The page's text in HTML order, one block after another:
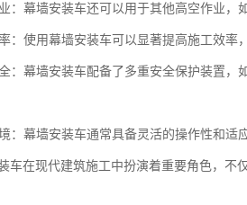
：幕墙安装车还可以用于其他高空作业，
：使用幕墙安装车可以显著提高施工效率
：幕墙安装车配备了多重安全保护装置
：幕墙安装车通常具备灵活的操作性和适
车在现代建筑施工中扮演着重要角色，不